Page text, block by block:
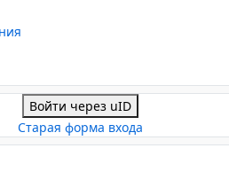
Войти через uID
Старая форма входа